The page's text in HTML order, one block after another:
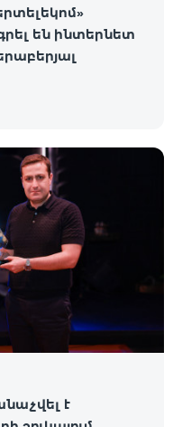
են ինտերնետ
է